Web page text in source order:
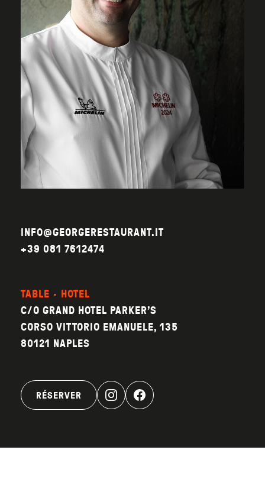
INFO@GEORGERESTAURANT.IT
+39 081 7612474
TABLE · HOTEL
C/O GRAND HOTEL PARKER’S
CORSO VITTORIO EMANUELE, 135
80121 NAPLES
RÉSERVER